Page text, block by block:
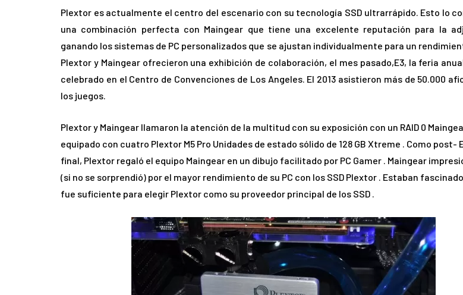
Plextor es actualmente el centro del escenario con su tecnología SSD ultrarrápido. Esto lo
una combinación perfecta con Maingear que tiene una excelente reputación para la
ganando los sistemas de PC personalizados que se ajustan individualmente para un
Plextor y Maingear ofrecieron una exhibición de colaboración, el mes pasado,E3, la feria
celebrado en el Centro de Convenciones de Los Angeles. El 2013 asistieron más de 50.000
los juegos.
Plextor y Maingear llamaron la atención de la multitud con su exposición con un RAID 0
equipado con cuatro Plextor M5 Pro Unidades de estado sólido de 128 GB Xtreme . Como post-
final, Plextor regaló el equipo Maingear en un dibujo facilitado por PC Gamer . Maingear
(si no se sorprendió) por el mayor rendimiento de su PC con los SSD Plextor . Estaban
fue suficiente para elegir Plextor como su proveedor principal de los SSD .